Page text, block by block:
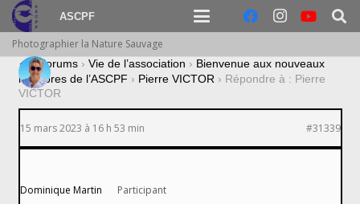
ASCPF
Photographier la Nature Sauvage
› Forums › Vie de l’association › Bienvenue aux nouveaux
membres de l’ASCPF › Pierre VICTOR › Répondre à : Pierre
VICTOR
15 mars 2023 à 16 h 53 min #31339
Dominique Martin Participant